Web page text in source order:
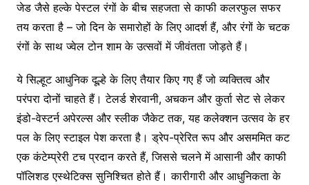
जेड जैसे हल्के पेस्टल रंगों के बीच सहजता से काफी कलरफुल सफर
तय करता है – जो दिन के समारोहों के लिए आदर्श हैं, और रंगों के चटक
रंगों के साथ ज्वेल टोन शाम के उत्सवों में जीवंतता जोड़ते हैं।
ये सिल्हूट आधुनिक दूल्हे के लिए तैयार किए गए हैं जो व्यक्तित्व और
परंपरा दोनों चाहते हैं। टेलर्ड शेरवानी, अचकन और कुर्ता सेट से लेकर
इंडो-वेस्टर्न अपेरल्स और स्लीक जैकेट तक, यह कलेक्शन उत्सव के हर
पल के लिए स्टाइल पेश करता है। ड्रेप-प्रेरित रूप और असममित कट
एक कंटेम्प्रेरी टच प्रदान करते हैं, जिससे चलने में आसानी और काफी
पॉलिशड एस्थेटिक्स सुनिश्चित होते हैं। कारीगारी और आधुनिकता के